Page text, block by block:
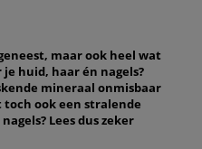
maar ook heel wat
huid, haar én nagels?
mineraal onmisbaar
ook een stralende
Lees dus zeker